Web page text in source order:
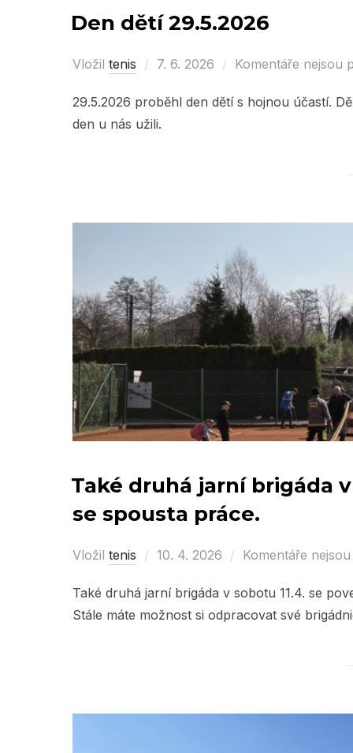
Den dětí 29.5.2026
Vložil tenis
Posted
7. 6. 2026 Komentáře nejsou
29.5.2026 proběhl den dětí s hojnou účastí.
den u nás užili.
Také druhá jarní brigáda
se spousta práce.
Vložil tenis
Posted
10. 4. 2026 Komentáře
Také druhá jarní brigáda v sobotu 11.4. se
Stále máte možnost si odpracovat své